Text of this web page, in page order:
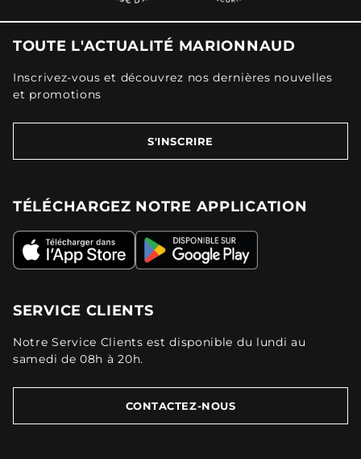
TOUTE L'ACTUALITÉ MARIONNAUD
Inscrivez-vous et découvrez nos dernières nouvelles
et promotions
S'INSCRIRE
TÉLÉCHARGEZ NOTRE APPLICATION
SERVICE CLIENTS
Notre Service Clients est disponible du lundi au
samedi de 08h à 20h.
CONTACTEZ-NOUS